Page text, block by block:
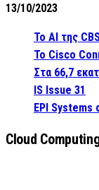
13/10/2023
Το AI της
Το Cisco
Στα 66,7
IS Issue 31
EPI Systems
Cloud